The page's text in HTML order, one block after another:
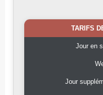
TARIFS
Jour en
Jour